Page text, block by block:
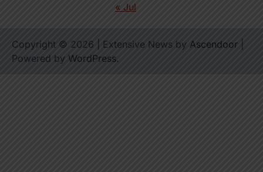
« Jul
Copyright © 2026 | Extensive News by Ascendoor
Powered by WordPress.